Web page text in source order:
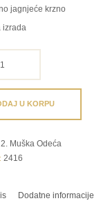
jagnjeće krzno
izrada
U KORPU
2. Muška Odeća
2416
Dodatne informacije